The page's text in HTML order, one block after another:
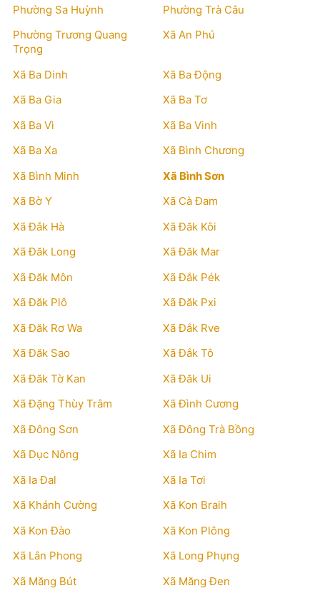
Phường Sa Huỳnh
Phường Trà Câu
Phường Trương Quang
Trọng
Xã An Phú
Xã Ba Dinh
Xã Ba Động
Xã Ba Gia
Xã Ba Tơ
Xã Ba Vì
Xã Ba Vinh
Xã Ba Xa
Xã Bình Chương
Xã Bình Minh
Xã Bình Sơn
Xã Bờ Y
Xã Cà Đam
Xã Đắk Hà
Xã Đăk Kôi
Xã Đăk Long
Xã Đăk Mar
Xã Đăk Môn
Xã Đắk Pék
Xã Đăk Plô
Xã Đăk Pxi
Xã Đăk Rơ Wa
Xã Đắk Rve
Xã Đăk Sao
Xã Đắk Tô
Xã Đăk Tờ Kan
Xã Đăk Ui
Xã Đặng Thùy Trâm
Xã Đình Cương
Xã Đông Sơn
Xã Đông Trà Bồng
Xã Dục Nông
Xã Ia Chim
Xã Ia Đal
Xã Ia Tơi
Xã Khánh Cường
Xã Kon Braih
Xã Kon Đào
Xã Kon Plông
Xã Lân Phong
Xã Long Phụng
Xã Măng Bút
Xã Măng Đen